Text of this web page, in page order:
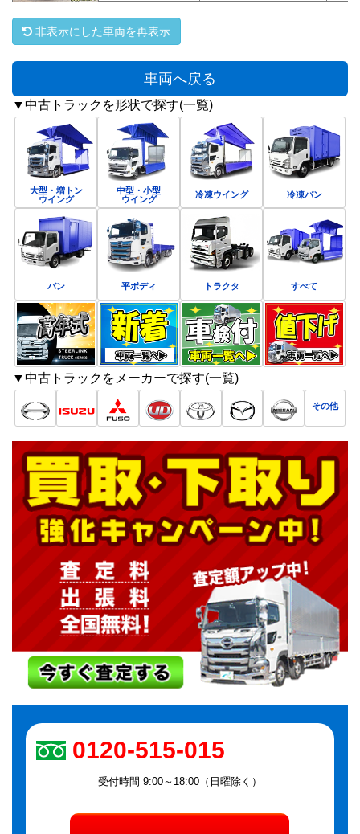
非表示にした車両を再表示
車両へ戻る
▼中古トラックを形状で探す(一覧)
大型・増トン
ウイング
中型・小型
ウイング
冷凍ウイング 冷凍バン
バン 平ボディ トラクタ すべて
▼中古トラックをメーカーで探す(一覧)
その他
0120-515-015
受付時間 9:00～18:00（日曜除く）